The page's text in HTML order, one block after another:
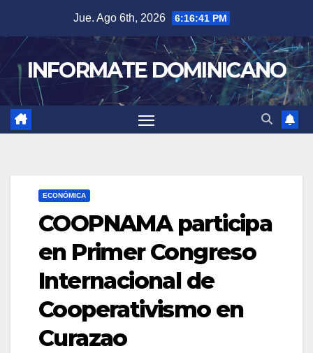
content
Jue. Ago 6th, 2026 6:16:42 PM
INFORMATE DOMINICANO
ECONÓMICA
COOPNAMA participa
en Primer Congreso
Internacional de
Cooperativismo en
Curazao